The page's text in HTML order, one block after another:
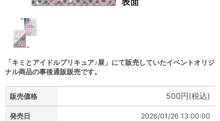
「キミとアイドルプリキュア♪展」にて販売していたイベントオリジ
ナル商品の事後通販販売です。
販売価格 500円(税込)
発売日 2026/01/26 13:00:00